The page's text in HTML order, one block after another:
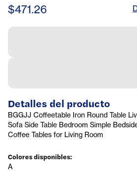
$471.26
Detalles del producto
BGGJJ Coffeetable Iron Round Table
Sofa Side Table Bedroom Simple
Coffee Tables for Living Room
Colores disponibles:
A